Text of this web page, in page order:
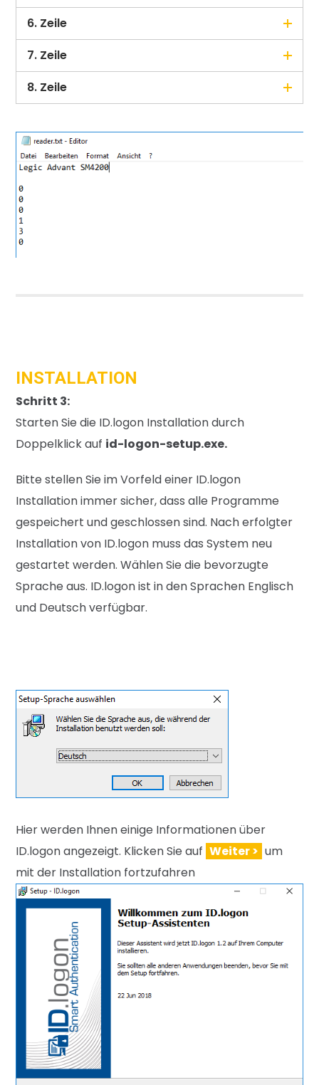
6. Zeile
7. Zeile
8. Zeile
INSTALLATION
Schritt 3:
Starten Sie die ID.logon Installation durch
Doppelklick auf id-logon-setup.exe.
Bitte stellen Sie im Vorfeld einer ID.logon
Installation immer sicher, dass alle Programme
gespeichert und geschlossen sind. Nach erfolgter
Installation von ID.logon muss das System neu
gestartet werden. Wählen Sie die bevorzugte
Sprache aus. ID.logon ist in den Sprachen Englisch
und Deutsch verfügbar.
Hier werden Ihnen einige Informationenüber
ID.logon angezeigt. Klicken Sie auf Weiter > um
mit der Installation fortzufahren